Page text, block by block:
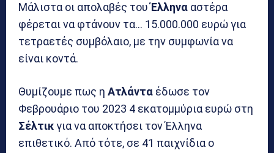
Μάλιστα οι απολαβές τουΈλληνα αστέρα
φέρεται να φτάνουν τα… 15.000.000 ευρώ για
τετραετές συμβόλαιο, με την συμφωνία να
είναι κοντά.
Θυμίζουμε πως η Ατλάντα έδωσε τον
Φεβρουάριο του 2023 4 εκατομμύρια ευρώ στη
Σέλτικγια να αποκτήσει τον Έλληνα
επιθετικό. Από τότε, σε 41 παιχνίδια ο